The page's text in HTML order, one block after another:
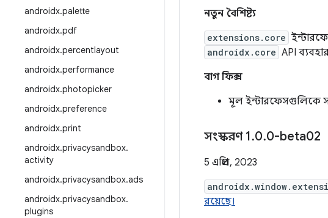
androidx.palette
androidx.pdf
androidx.percentlayout
androidx.performance
androidx.photopicker
androidx.preference
androidx.print
androidx.privacysandbox.
activity
androidx.privacysandbox.ads
androidx.privacysandbox.
plugins
নতুন বৈশিষ্ট্য
extensions.core
androidx.core API
বাগ ফিক্স
মূল ইন্টারফেসগুলিকে
সংস্করণ 1.0.0-beta02
5 এপ্রিল, 2023
রয়েছে।